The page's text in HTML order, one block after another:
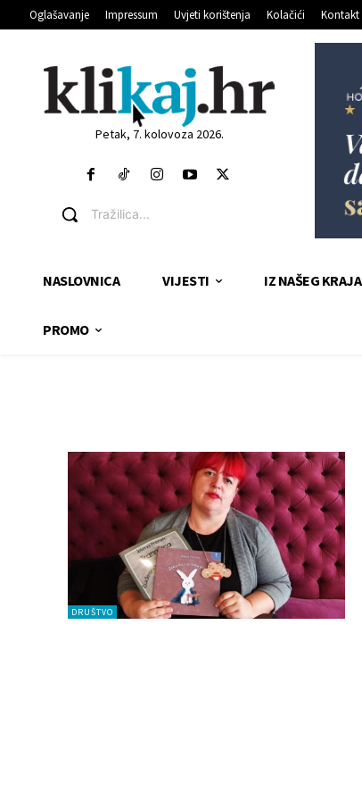
Oglašavanje Impressum Uvjeti korištenja Kolačići Kontakt
Petak, 7. kolovoza 2026.
Tražilica...
NASLOVNICA VIJESTI IZ NAŠEG KRAJA
PROMO
DRUŠTVO